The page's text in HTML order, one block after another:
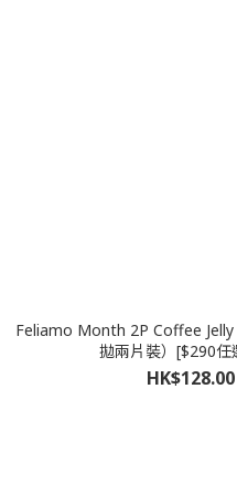
Feliamo Month 2P Coffee
拋兩片裝）[$290任
HK$128.00